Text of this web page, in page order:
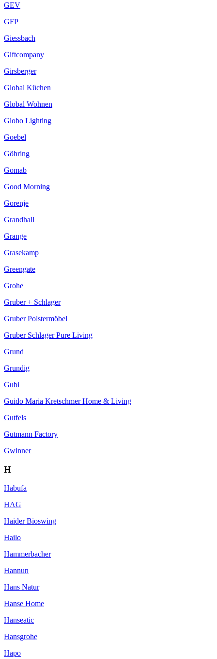
GEV
GFP
Giessbach
Giftcompany
Girsberger
Global Küchen
Global Wohnen
Globo Lighting
Goebel
Göhring
Gomab
Good Morning
Gorenje
Grandhall
Grange
Grasekamp
Greengate
Grohe
Gruber + Schlager
Gruber Polstermöbel
Gruber Schlager Pure Living
Grund
Grundig
Gubi
Guido Maria Kretschmer Home & Living
Gutfels
Gutmann Factory
Gwinner
H
Habufa
HAG
Haider Bioswing
Hailo
Hammerbacher
Hannun
Hans Natur
Hanse Home
Hanseatic
Hansgrohe
Hapo